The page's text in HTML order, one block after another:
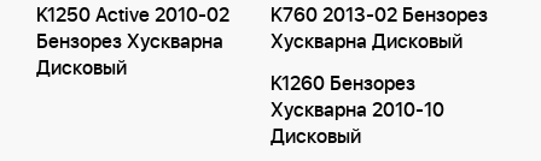
K1250 Active 2010-02
Бензорез Хускварна
Дисковый
K760 2013-02 Бензорез
Хускварна Дисковый
K1260 Бензорез
Хускварна 2010-10
Дисковый